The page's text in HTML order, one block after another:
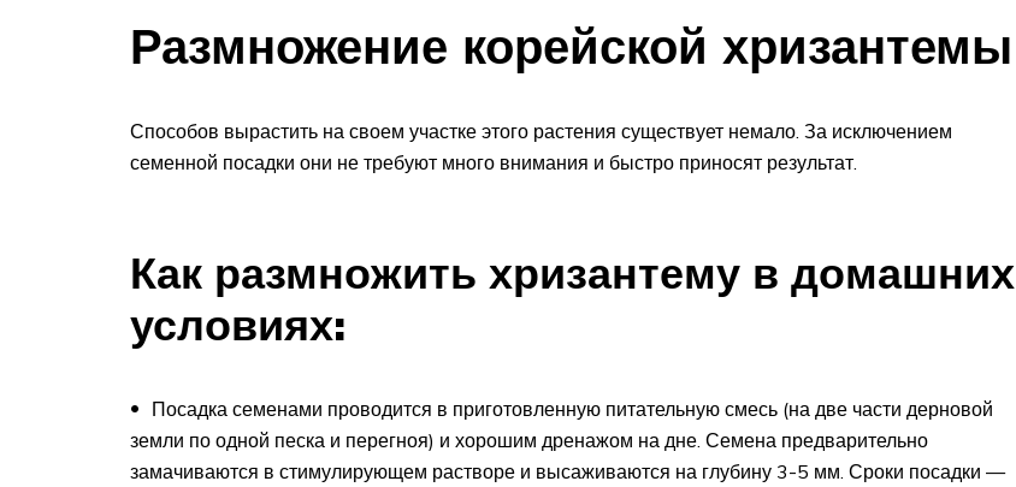
Размножение корейской хризантемы
Способов вырастить на своем участке этого растения существует немало. За исключением
семенной посадки они не требуют много внимания и быстро приносят результат.
Как размножить хризантему в домашних
условиях:
Посадка семенами проводится в приготовленную питательную смесь (на две части дерновой
земли по одной песка и перегноя) и хорошим дренажом на дне. Семена предварительно
замачиваются в стимулирующем растворе и высаживаются на глубину 3-5 мм. Сроки посадки —